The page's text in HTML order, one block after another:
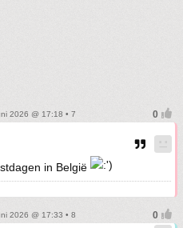
2026 @ 17:18 • 7
in België
2026 @ 17:33 • 8